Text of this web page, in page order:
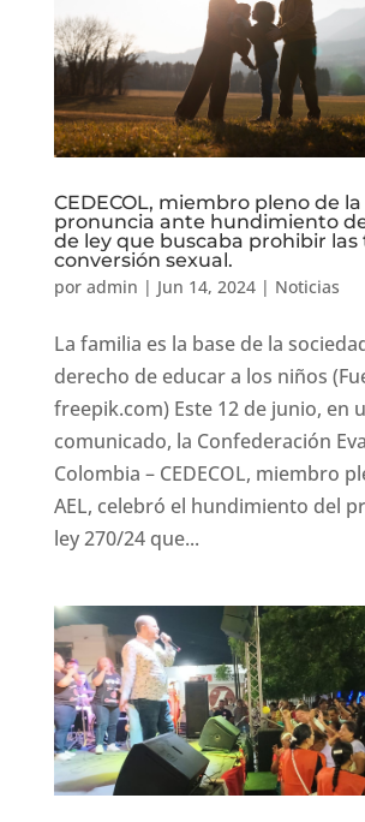
CEDECOL, miembro pleno de la
pronuncia ante hundimiento
de ley que buscaba prohibir las
conversión sexual.
por admin | Jun 14, 2024| Noticias
La familia es la base de la
derecho de educar a los niños
freepik.com) Este 12 de junio, en
comunicado, la Confederación
Colombia – CEDECOL, miembro
AEL, celebró el hundimiento del
ley 270/24 que...